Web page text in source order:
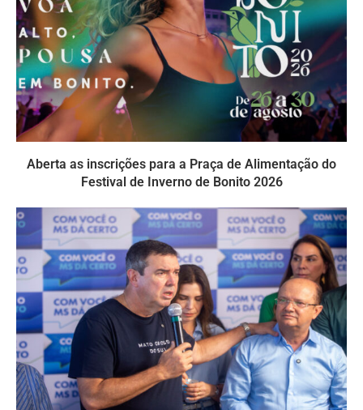
Aberta as inscrições para a Praça de Alimentação do
Festival de Inverno de Bonito 2026